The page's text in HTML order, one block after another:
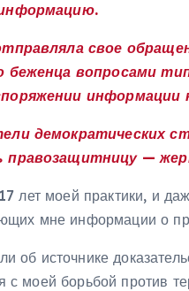
свое
беженца вопросами
информации
демократических
правозащитницу —
лет моей практики, и
мне информации о
об источнике
с моей борьбой против